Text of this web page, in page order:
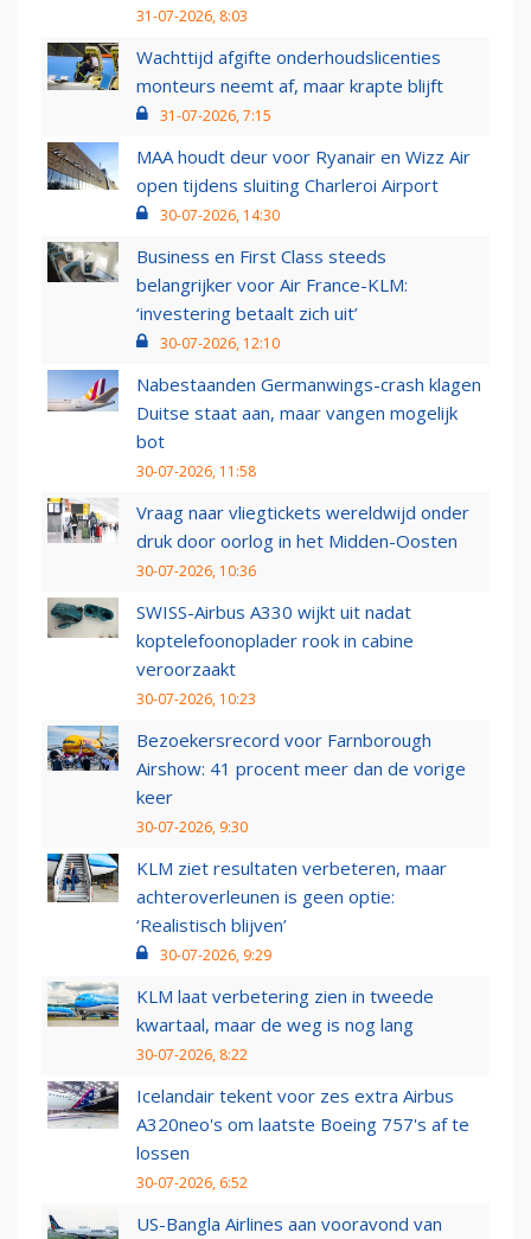
31-07-2026, 8:03
Wachttijd afgifte onderhoudslicenties
monteurs neemt af, maar krapte blijft
31-07-2026, 7:15
MAA houdt deur voor Ryanair en Wizz Air
open tijdens sluiting Charleroi Airport
30-07-2026, 14:30
Business en First Class steeds
belangrijker voor Air France-KLM:
‘investering betaalt zich uit’
30-07-2026, 12:10
Nabestaanden Germanwings-crash klagen
Duitse staat aan, maar vangen mogelijk
bot
30-07-2026, 11:58
Vraag naar vliegtickets wereldwijd onder
druk door oorlog in het Midden-Oosten
30-07-2026, 10:36
SWISS-Airbus A330 wijkt uit nadat
koptelefoonoplader rook in cabine
veroorzaakt
30-07-2026, 10:23
Bezoekersrecord voor Farnborough
Airshow: 41 procent meer dan de vorige
keer
30-07-2026, 9:30
KLM ziet resultaten verbeteren, maar
achteroverleunen is geen optie:
‘Realistisch blijven’
30-07-2026, 9:29
KLM laat verbetering zien in tweede
kwartaal, maar de weg is nog lang
30-07-2026, 8:22
Icelandair tekent voor zes extra Airbus
A320neo's om laatste Boeing 757's af te
lossen
30-07-2026, 6:52
US-Bangla Airlines aan vooravond van